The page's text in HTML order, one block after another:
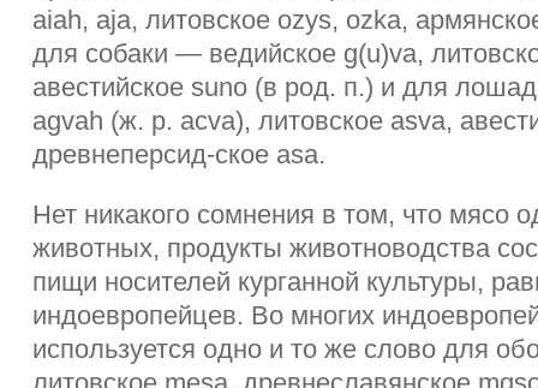
aiah, aja, литовское ozys, ozka,
для собаки — ведийское g(u)va,
авестийское suno (в род. п.) и для
agvah (ж. р. acva), литовское asva,
древнеперсид-ское asa.
Нет никакого сомнения в том, что мясо
животных, продукты животноводства
пищи носителей курганной культуры,
индоевропейцев. Во многих
используется одно и то же слово для